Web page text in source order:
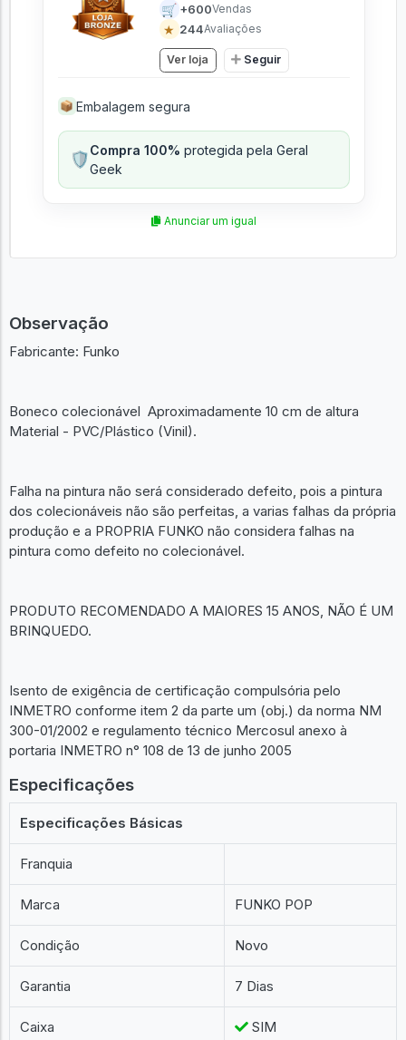
🛒 +600Vendas
★ 244Avaliações
Ver loja Seguir
📦 Embalagem segura
🛡️Compra 100% protegida pela Geral
Geek
Anunciar um igual
Observação
Fabricante: Funko
Boneco colecionável Aproximadamente 10 cm de altura
Material - PVC/Plástico (Vinil).
Falha na pintura não será considerado defeito, pois a pintura
dos colecionáveis não são perfeitas, a varias falhas da própria
produção e a PROPRIA FUNKO não considera falhas na
pintura como defeito no colecionável.
PRODUTO RECOMENDADO A MAIORES 15 ANOS, NÃO É UM
BRINQUEDO.
Isento de exigência de certificação compulsória pelo
INMETRO conforme item 2 da parte um (obj.) da norma NM
300-01/2002 e regulamento técnico Mercosul anexo à
portaria INMETRO n° 108 de 13 de junho 2005
Especificações
Especificações Básicas
Franquia
Marca FUNKO POP
Condição Novo
Garantia 7 Dias
Caixa SIM